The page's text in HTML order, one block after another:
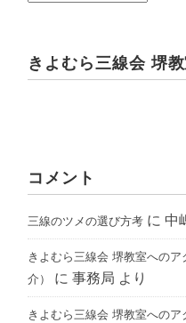
グ
きよむら三線会 堺
コメント
三線のツメの選び方考 に 中
きよむら三線会 堺教室へのア
介）
に事務局 より
きよむら三線会 堺教室へのア